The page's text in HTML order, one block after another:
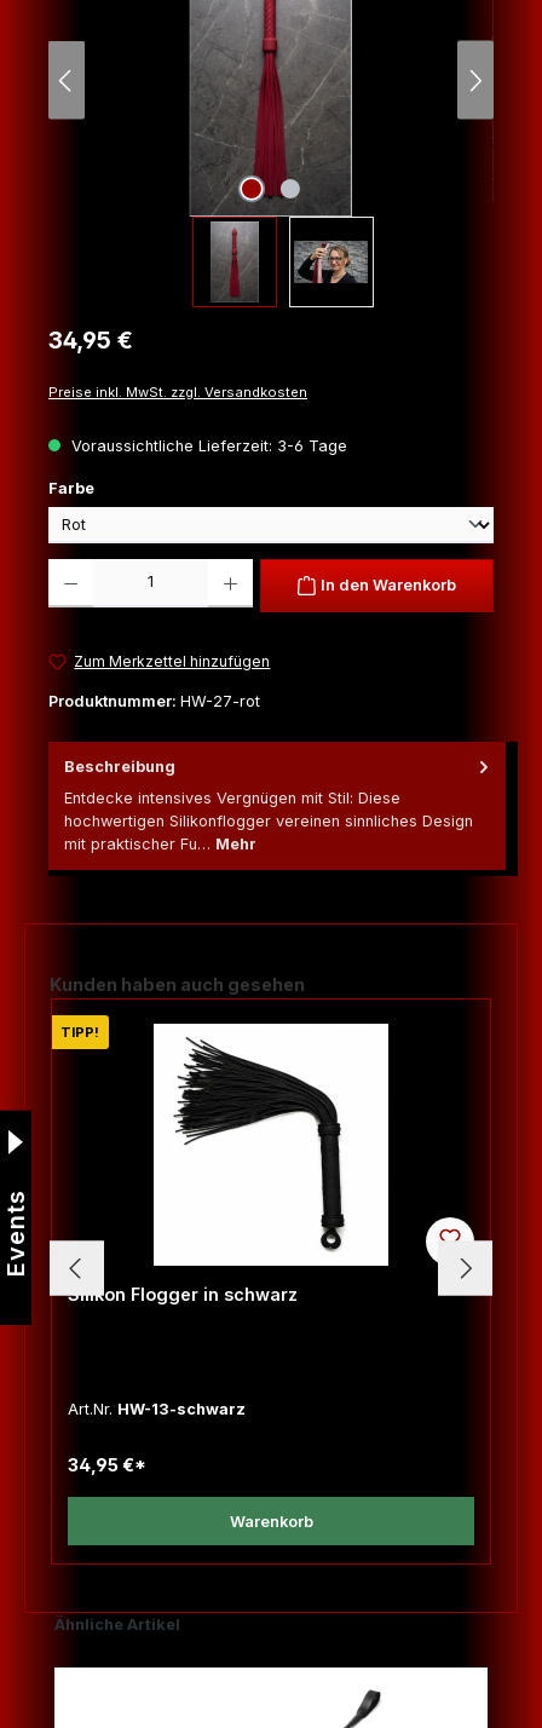
Regulärer Preis:
34,95 €
Preise inkl. MwSt. zzgl. Versandkosten
Voraussichtliche Lieferzeit: 3-6 Tage
Farbeauswählen
In den Warenkorb
Zum Merkzettel hinzufügen
Produktnummer: HW-27-rot
Beschreibung
Entdecke intensives Vergnügen mit Stil: Diese
hochwertigen Silikonflogger vereinen sinnliches Design
mit praktischer Fu… Mehr
Produktgalerie überspringen
Kunden haben auch gesehen
TIPP!
Silikon Flogger in schwarz
Art.Nr. HW-13-schwarz
34,95 €*
Warenkorb
Produktgalerie überspringen
Ähnliche Artikel
Events